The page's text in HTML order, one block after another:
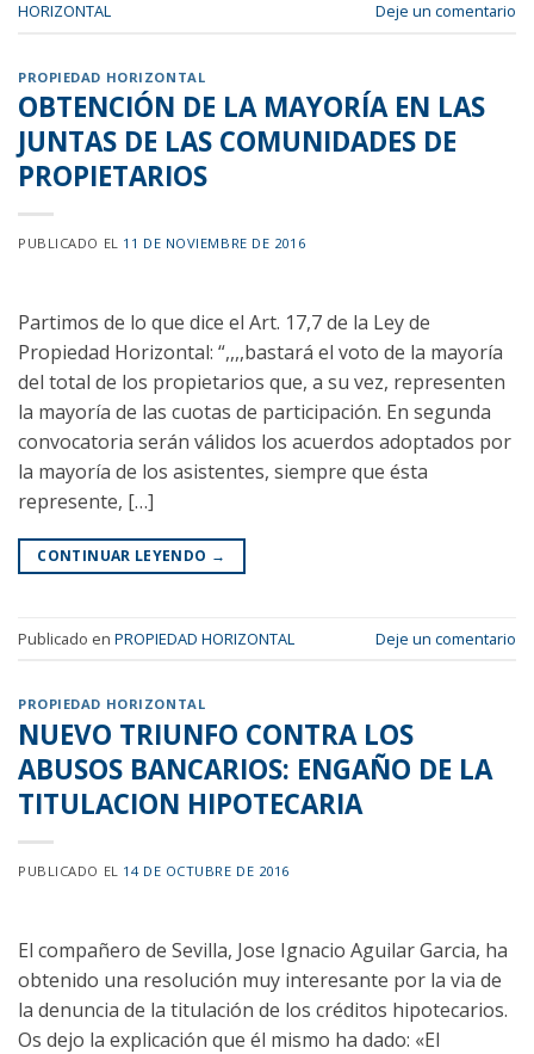
HORIZONTAL
Deje un comentario
PROPIEDAD HORIZONTAL
OBTENCIÓN DE LA MAYORÍA EN LAS
JUNTAS DE LAS COMUNIDADES DE
PROPIETARIOS
PUBLICADO EL 11 DE NOVIEMBRE DE 2016
Partimos de lo que dice el Art. 17,7 de la Ley de
Propiedad Horizontal: “,,,,bastará el voto de la mayoría
del total de los propietarios que, a su vez, representen
la mayoría de las cuotas de participación. En segunda
convocatoria serán válidos los acuerdos adoptados por
la mayoría de los asistentes, siempre que ésta
represente, […]
CONTINUAR LEYENDO →
Publicado en PROPIEDAD HORIZONTAL Deje un comentario
PROPIEDAD HORIZONTAL
NUEVO TRIUNFO CONTRA LOS
ABUSOS BANCARIOS: ENGAÑO DE LA
TITULACION HIPOTECARIA
PUBLICADO EL 14 DE OCTUBRE DE 2016
El compañero de Sevilla, Jose Ignacio Aguilar Garcia, ha
obtenido una resolución muy interesante por la via de
la denuncia de la titulación de los créditos hipotecarios.
Os dejo la explicación que él mismo ha dado: «El